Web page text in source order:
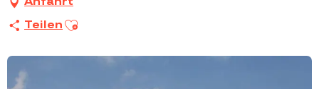
Teilen Ajouter aux favoris